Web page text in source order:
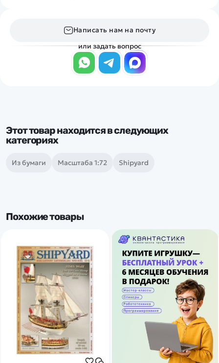
Написать нам на почту
или задать вопрос
Этот товар находится в следующих
категориях
Из бумаги Масштаба 1:72 Shipyard
Похожие товары